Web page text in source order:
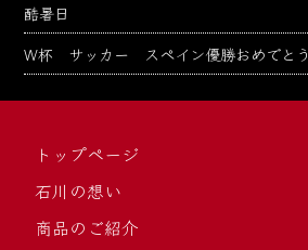
酷暑日
W杯 サッカー スペイン優勝おめでとう
トップページ
石川の想い
商品のご紹介